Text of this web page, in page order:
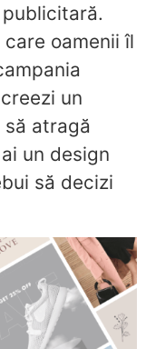
oamenii îl
un
atragă
un design
să decizi